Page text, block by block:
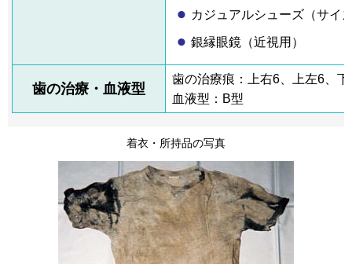
カジュアルシューズ（サイ
銀縁眼鏡（近視用）
歯の治療・血液型
歯の治療痕：上右6、上左6、
血液型：B型
着衣・所持品の写真